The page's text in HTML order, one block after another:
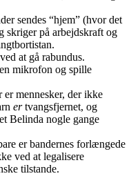
sendes “hjem” (hvor det
skriger på arbejdskraft og
at gå rabundus.
mikrofon og spille
mennesker, der ikke
ertvangsfjernet, og
Belinda nogle gange
er bandernes forlængede
ved at legalisere
tilstande.